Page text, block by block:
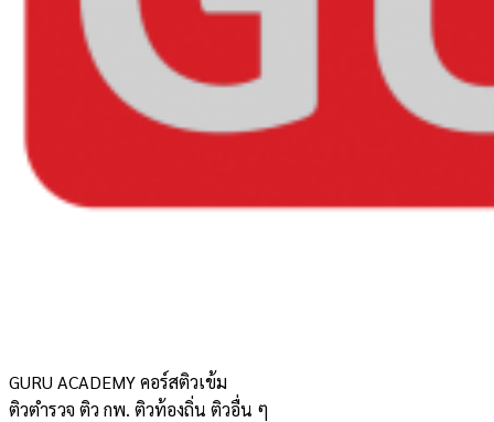
GURU ACADEMY คอร์สติวเข้ม
ติวตำรวจ ติว กพ. ติวท้องถิ่น ติวอื่น ๆ